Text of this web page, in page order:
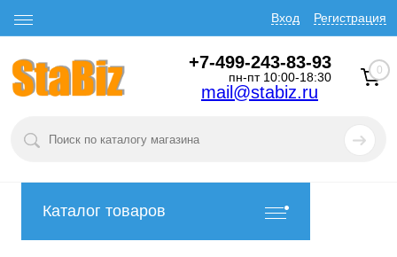
Вход Регистрация
+7-499-243-83-93
пн-пт 10:00-18:30
mail@stabiz.ru
0
Каталог товаров